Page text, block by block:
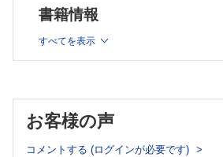
・先行バイオ医薬品からバイオシミラーに
賢二 ほか）
・ビスホスホネート製剤の剤形選択のポ
か）
シリーズ
ぐっとよくなる！ 漢方処方 快訣ビフォーア
ポリファーマシー処方の思わぬ落とし穴
・分包機の使用後，特に丁寧に掃除す
学）
【水剤】
・シロップ剤どうしの混合で配合変化
直面する疑問から学ぶ「外用剤・注射剤
【貼付剤】
書籍情報
すべてを表示
お客様の声
コメントする (ログインが必要です)